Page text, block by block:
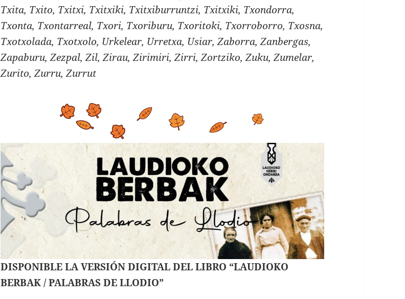
Txita, Txito, Txitxi, Txitxiki, Txitxiburruntzi, Txitxiki, Txondorra,
Txonta, Txontarreal, Txori, Txoriburu, Txoritoki, Txorroborro, Txosna,
Txotxolada, Txotxolo, Urkelear, Urretxa, Usiar, Zaborra, Zanbergas,
Zapaburu, Zezpal, Zil, Zirau, Zirimiri, Zirri, Zortziko, Zuku, Zumelar,
Zurito, Zurru, Zurrut
DISPONIBLE LA VERSIÓN DIGITAL DEL LIBRO “LAUDIOKO
BERBAK / PALABRAS DE LLODIO”